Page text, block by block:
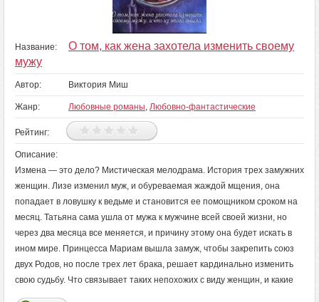
Название:
О том, как жена захотела изменить своему
мужу
Автор: Виктория Миш
Жанр: Любовные романы, Любовно-фантастические
Рейтинг:
Описание:
Измена — это дело? Мистическая мелодрама. История трех замужних
женщин. Лизе изменил муж, и обуреваемая жаждой мщения, она
попадает в ловушку к ведьме и становится ее помощником сроком на
месяц. Татьяна сама ушла от мужа к мужчине всей своей жизни, но
через два месяца все меняется, и причину этому она будет искать в
ином мире. Принцесса Мариам вышла замуж, чтобы закрепить союз
двух Родов, но после трех лет брака, решает кардинально изменить
свою судьбу. Что связывает таких непохожих с виду женщин, и какие